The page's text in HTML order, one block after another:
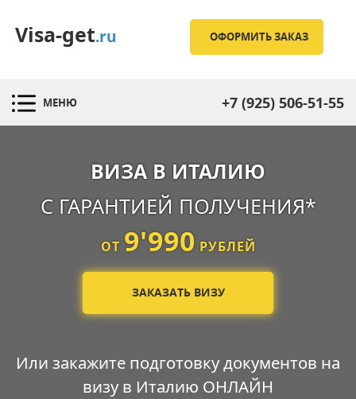
Visa-get.ru
+7 (925) 506-51-55
ОФОРМИТЬ ЗАКАЗ
МЕНЮ
ВИЗА В ИТАЛИЮ
С ГАРАНТИЕЙ ПОЛУЧЕНИЯ*
ОТ 9'990 РУБЛЕЙ
ЗАКАЗАТЬ ВИЗУ
Или закажите подготовку документов на
визу в Италию ОНЛАЙН